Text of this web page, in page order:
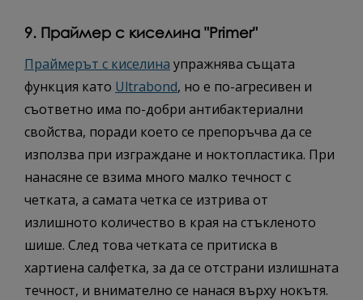
9. Праймер с киселина "Primer"
Праймерът с киселина упражнява същата
функция като Ultrabond, но е по-агресивен и
съответно има по-добри антибактериални
свойства, поради което се препоръчва да се
използва при изграждане и ноктопластика. При
нанасяне се взима много малко течност с
четката, а самата четка се изтрива от
излишното количество в края на стъкленото
шише. След това четката се притиска в
хартиена салфетка, за да се отстрани излишната
течност, и внимателно се нанася върху нокътя.